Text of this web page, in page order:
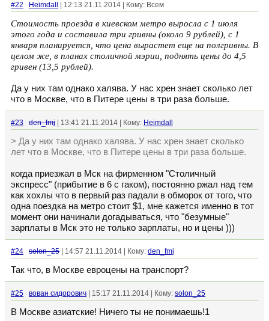
#22 Heimdall | 12:13 21.11.2014 | Кому: Всем
Стоимость проезда в киевском метро выросла с 1 июля
этого года и составила три гривны (около 9 рублей), с 1
января планируется, что цена вырастет еще на полгривны. В
целом же, в планах столичной мэрии, поднять цены до 4,5
гривен (13,5 рублей).
Да у них там однако халява. У нас хрен знает сколько лет
что в Москве, что в Питере цены в три раза больше.
#23 den_fmj | 13:41 21.11.2014 | Кому: Heimdall
> Да у них там однако халява. У нас хрен знает сколько
лет что в Москве, что в Питере цены в три раза больше.
когда приезжал в Мск на фирменном "Столичный
экспресс" (прибытие в 6 с гаком), постоянно ржал над тем
как хохлы что в первый раз падали в обморок от того, что
одна поездка на метро стоит $1, мне кажется именно в тот
момент они начинали догадываться, что "безумные"
зарплаты в Мск это не только зарплаты, но и цены )))
#24 solon_25 | 14:57 21.11.2014 | Кому: den_fmj
Так что, в Москве евроцены на транспорт?
#25 вован сидорович | 15:17 21.11.2014 | Кому: solon_25
В Москве азиатские! Ничего ты не понимаешь!1